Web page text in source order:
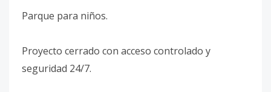
Parque para niños.
Proyecto cerrado con acceso controlado y
seguridad 24/7.